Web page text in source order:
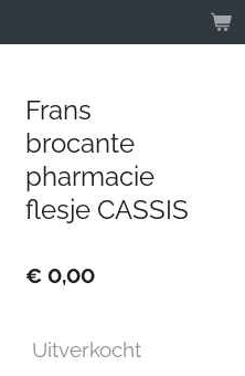
Frans
brocante
pharmacie
flesje CASSIS
€ 0,00
Uitverkocht